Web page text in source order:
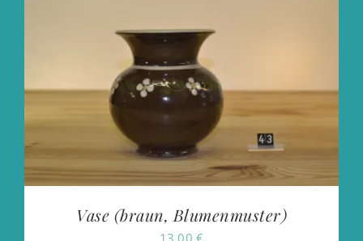
Vase (braun, Blumenmuster)